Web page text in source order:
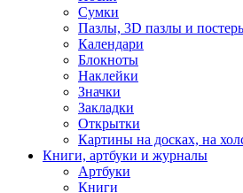
Сумки
Пазлы, 3D пазлы и
Календари
Блокноты
Наклейки
Значки
Закладки
Открытки
Картины на досках, на
Книги, артбуки и журналы
Артбуки
Книги